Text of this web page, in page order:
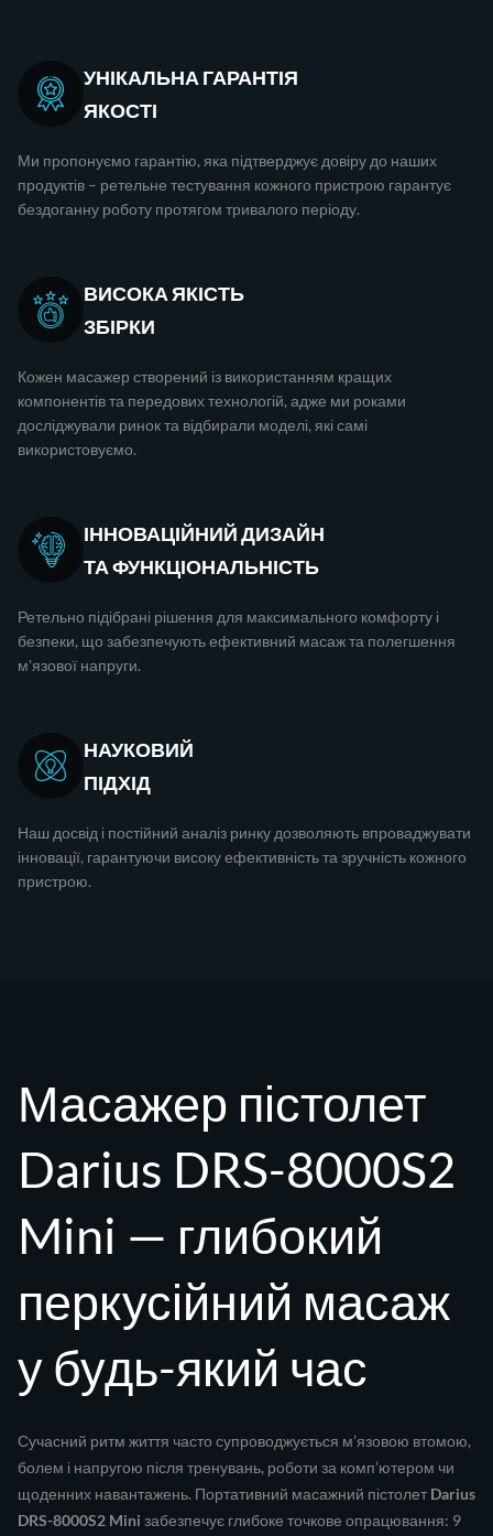
УНІКАЛЬНА ГАРАНТІЯ
ЯКОСТІ
Ми пропонуємо гарантію, яка підтверджує довіру до наших
продуктів – ретельне тестування кожного пристрою гарантує
бездоганну роботу протягом тривалого періоду.
ВИСОКА ЯКІСТЬ
ЗБІРКИ
Кожен масажер створений із використанням кращих
компонентів та передових технологій, адже ми роками
досліджували ринок та відбирали моделі, які самі
використовуємо.
ІННОВАЦІЙНИЙ ДИЗАЙН
ТА ФУНКЦІОНАЛЬНІСТЬ
Ретельно підібрані рішення для максимального комфорту і
безпеки, що забезпечують ефективний масаж та полегшення
м'язової напруги.
НАУКОВИЙ
ПІДХІД
Наш досвід і постійний аналіз ринку дозволяють впроваджувати
інновації, гарантуючи високу ефективність та зручність кожного
пристрою.
Масажер пістолет
Darius DRS-8000S2
Mini — глибокий
перкусійний масаж
у будь-який час
Сучасний ритм життя часто супроводжується м’язовою втомою,
болем і напругою після тренувань, роботи за комп’ютером чи
щоденних навантажень. Портативний масажний пістолет Darius
DRS-8000S2 Mini забезпечує глибоке точкове опрацювання: 9